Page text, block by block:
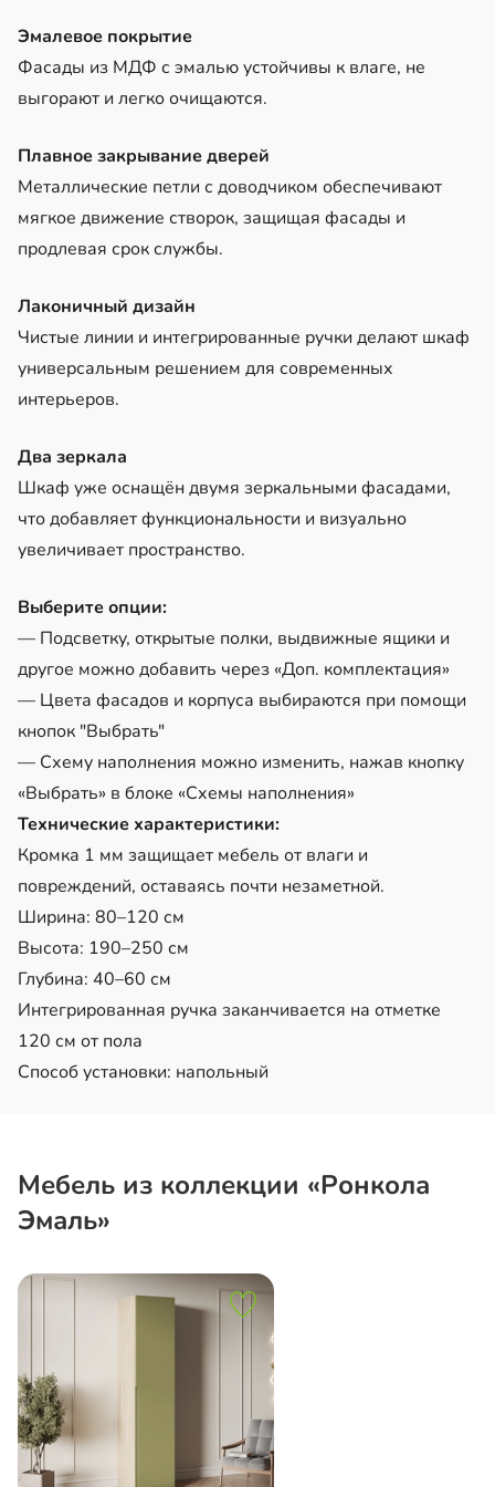
Эмалевое покрытие
Фасады из МДФ с эмалью устойчивы к влаге, не
выгорают и легко очищаются.
Плавное закрывание дверей
Металлические петли с доводчиком обеспечивают
мягкое движение створок, защищая фасады и
продлевая срок службы.
Лаконичный дизайн
Чистые линии и интегрированные ручки делают шкаф
универсальным решением для современных
интерьеров.
Два зеркала
Шкаф уже оснащён двумя зеркальными фасадами,
что добавляет функциональности и визуально
увеличивает пространство.
Выберите опции:
— Подсветку, открытые полки, выдвижные ящики и
другое можно добавить через «Доп. комплектация»
— Цвета фасадов и корпуса выбираются при помощи
кнопок "Выбрать"
— Схему наполнения можно изменить, нажав кнопку
«Выбрать» в блоке «Схемы наполнения»
Технические характеристики:
Кромка 1 мм защищает мебель от влаги и
повреждений, оставаясь почти незаметной.
Ширина: 80–120 см
Высота: 190–250 см
Глубина: 40–60 см
Интегрированная ручка заканчивается на отметке
120 см от пола
Способ установки: напольный
Мебель из коллекции «Ронкола
Эмаль»